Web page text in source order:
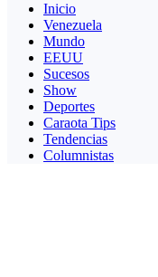
Inicio
Venezuela
Mundo
EEUU
Sucesos
Show
Deportes
Caraota Tips
Tendencias
Columnistas